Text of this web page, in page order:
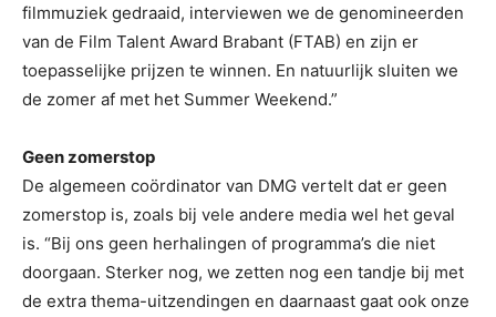
filmmuziek gedraaid, interviewen we de genomineerden
van de Film Talent Award Brabant (FTAB) en zijn er
toepasselijke prijzen te winnen. En natuurlijk sluiten we
de zomer af met het Summer Weekend.”
Geen zomerstop
De algemeen coördinator van DMG vertelt dat er geen
zomerstop is, zoals bij vele andere media wel het geval
is. “Bij ons geen herhalingen of programma’s die niet
doorgaan. Sterker nog, we zetten nog een tandje bij met
de extra thema-uitzendingen en daarnaast gaat ook onze